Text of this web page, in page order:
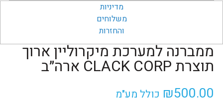
מדיניות
משלוחים
והחזרות
ממברנה למערכת מיקרוליין ארוך
תוצרת CLACK CORP ארה״ב
₪500.00 כולל מע"מ